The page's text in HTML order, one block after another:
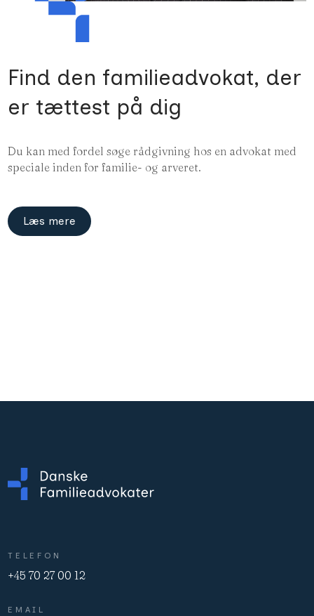
Find den familie­advokat, der
er tættest på dig
Du kan med fordel søge rådgivning hos en advokat med
speciale inden for familie- og arveret.
Læs mere
TELEFON
+45 70 27 00 12
EMAIL